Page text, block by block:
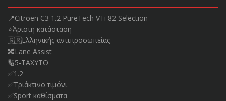
📍Citroen C3 1.2 PureTech VTi 82 Selection
⭐️Άριστη κατάσταση
🇬🇷Ελληνικής αντιπροσωπείας
🔀Lane Assist
🔢5-ΤΑΧΥΤΟ
✅1.2
✅Tριάκτινο τιμόνι
✅Sport καθίσματα